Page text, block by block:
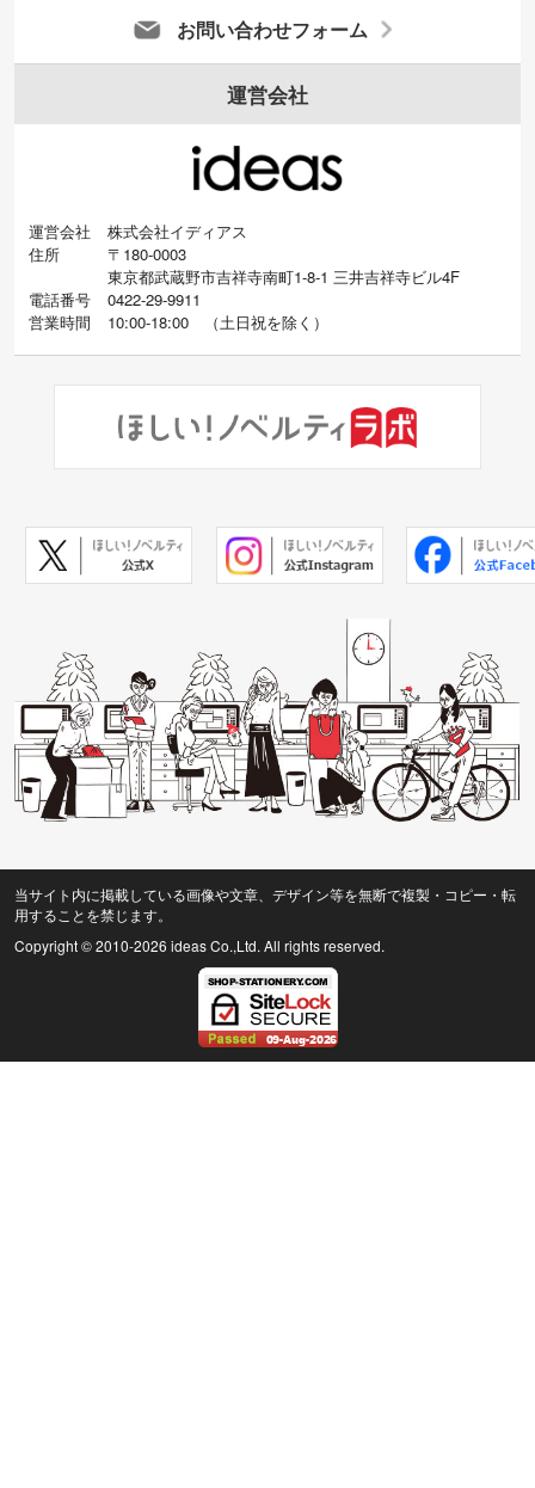
お問い合わせフォーム
運営会社
運営会社
株式会社イディアス
住所
〒180-0003
東京都武蔵野市吉祥寺南町1-8-1 三井吉祥寺ビル4F
電話番号
0422-29-9911
営業時間
10:00-18:00 （土日祝を除く）
当サイト内に掲載している画像や文章、デザイン等を無断で複製・コピー・転
用することを禁じます。
Copyright © 2010-2026 ideas Co.,Ltd. All rights reserved.